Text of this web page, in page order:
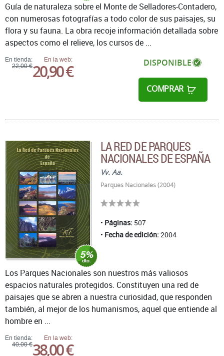
En tienda:
22,00 €
En la web:
20,90 € DISPONIBLE
COMPRAR
Guía de naturaleza sobre el Monte de Selladores-Contadero,
con numerosas fotografías a todo color de sus paisajes, su
flora y su fauna. La obra recoje información detallada sobre
aspectos como el relieve, los cursos de ...
LA RED DE PARQUES
NACIONALES DE ESPAÑA
Vv. Aa.
Parques Nacionales (2004)
Páginas: 507
Fecha de edición: 2004
En tienda:
40,00 €
En la web:
38,00 €
Los Parques Nacionales son nuestros más valiosos
espacios naturales protegidos. Constituyen una red de
paisajes que se abren a nuestra curiosidad, que responden
también, al mejor de los humanismos, aquel que entiende al
hombre en ...